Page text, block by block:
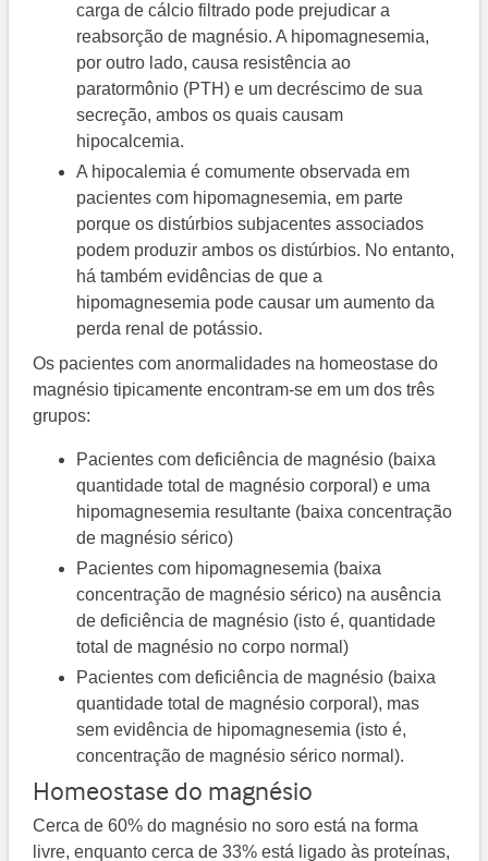
carga de cálcio filtrado pode prejudicar a
reabsorção de magnésio. A hipomagnesemia,
por outro lado, causa resistência ao
paratormônio (PTH) e um decréscimo de sua
secreção, ambos os quais causam
hipocalcemia.
A hipocalemia é comumente observada em
pacientes com hipomagnesemia, em parte
porque os distúrbios subjacentes associados
podem produzir ambos os distúrbios. No entanto,
há também evidências de que a
hipomagnesemia pode causar um aumento da
perda renal de potássio.
Os pacientes com anormalidades na homeostase do
magnésio tipicamente encontram-se em um dos três
grupos:
Pacientes com deficiência de magnésio (baixa
quantidade total de magnésio corporal) e uma
hipomagnesemia resultante (baixa concentração
de magnésio sérico)
Pacientes com hipomagnesemia (baixa
concentração de magnésio sérico) na ausência
de deficiência de magnésio (isto é, quantidade
total de magnésio no corpo normal)
Pacientes com deficiência de magnésio (baixa
quantidade total de magnésio corporal), mas
sem evidência de hipomagnesemia (isto é,
concentração de magnésio sérico normal).
Homeostase do magnésio
Cerca de 60% do magnésio no soro está na forma
livre, enquanto cerca de 33% está ligado às proteínas,